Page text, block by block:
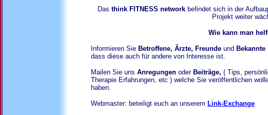
Das think FITNESS network befindet sich in der
Projekt weiter
Wie kann man
Informieren Sie Betroffene, Ärzte, Freunde und Bekannte
dass diese auch für andere von Interesse ist.
Mailen Sie uns Anregungen oder Beiträge, ( Tips,
Therapie Erfahrungen, etc ) welche Sie veröffentlichen
haben.
Webmaster: beteiligt euch an unserem Link-Exchange